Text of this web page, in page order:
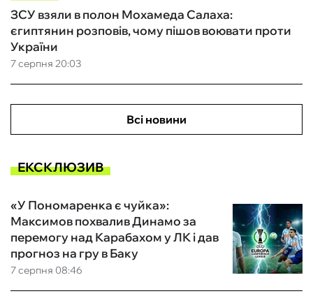
7 серпня 20:03
ЗСУ взяли в полон Мохамеда Салаха:
єгиптянин розповів, чому пішов воювати проти
України
Всі новини
ЕКСКЛЮЗИВ
7 серпня 08:46
«У Пономаренка є чуйка»:
Максимов похвалив Динамо за
перемогу над Карабахом у ЛК і дав
прогноз на гру в Баку